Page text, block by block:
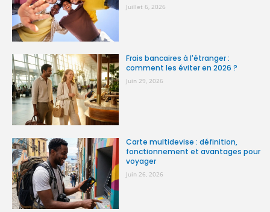
Juillet 6, 2026
Frais bancaires à l'étranger :
comment les éviter en 2026 ?
Juin 29, 2026
Carte multidevise : définition,
fonctionnement et avantages pour
voyager
Juin 26, 2026